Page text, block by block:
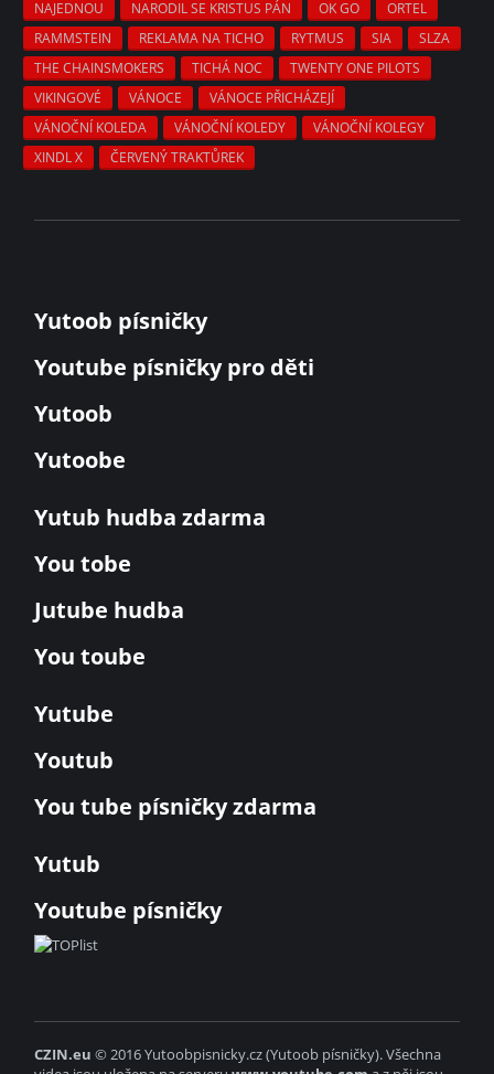
NAJEDNOU
NARODIL SE KRISTUS PÁN OK GO
ORTEL
RAMMSTEIN
REKLAMA NA TICHO RYTMUS SIA
SLZA
THE CHAINSMOKERS
TICHÁ NOC
TWENTY ONE PILOTS
VIKINGOVÉ
VÁNOCE
VÁNOCE PŘICHÁZEJÍ
VÁNOČNÍ KOLEDA
VÁNOČNÍ KOLEDY
VÁNOČNÍ KOLEGY
XINDL X
ČERVENÝ TRAKTŮREK
Yutoob písničky
Youtube písničky pro děti
Yutoob
Yutoobe
Yutub hudba zdarma
You tobe
Jutube hudba
You toube
Yutube
Youtub
You tube písničky zdarma
Yutub
Youtube písničky
CZIN.eu © 2016 Yutoobpisnicky.cz (Yutoob písničky). Všechna